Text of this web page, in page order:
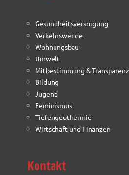
Gesundheitsversorgung
Verkehrswende
Wohnungsbau
Umwelt
Mitbestimmung & Transparenz
Bildung
Jugend
Feminismus
Tiefengeothermie
Wirtschaft und Finanzen
Kontakt